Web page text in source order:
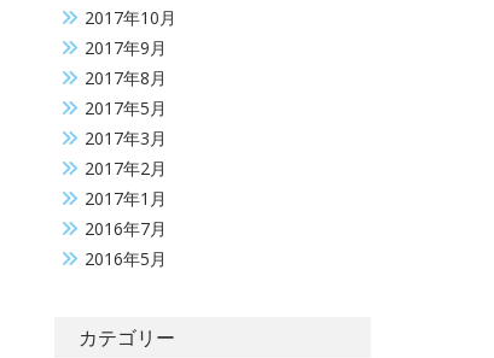
2017年10月
2017年9月
2017年8月
2017年5月
2017年3月
2017年2月
2017年1月
2016年7月
2016年5月
カテゴリー